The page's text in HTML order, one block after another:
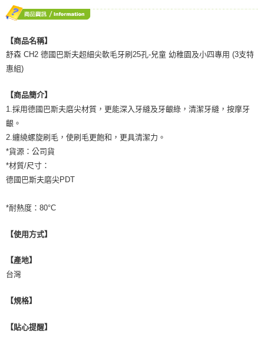
【商品名稱】
舒森 CH2 德國巴斯夫超細尖軟毛牙刷25孔-兒童 幼稚園及小四專用 (3支特
惠組)
【商品簡介】
1.採用德國巴斯夫磨尖材質，更能深入牙縫及牙齦綠，清潔牙縫，按摩牙
齦。
2.纏繞螺旋刷毛，使刷毛更飽和，更具清潔力。
*貨源：公司貨
*材質/尺寸：
德國巴斯夫磨尖PDT
*耐熱度：80°C
【使用方式】
【產地】
台灣
【規格】
【貼心提醒】